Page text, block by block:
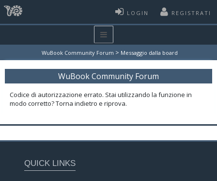
LOGIN REGISTRATI
WuBook Community Forum > Messaggio dalla board
WuBook Community Forum
Codice di autorizzazione errato. Stai utilizzando la funzione in
modo corretto? Torna indietro e riprova.
QUICK LINKS